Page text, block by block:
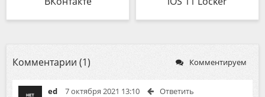
Комментарии (1) Комментируем
ed 7 октября 2021 13:10 Ответить